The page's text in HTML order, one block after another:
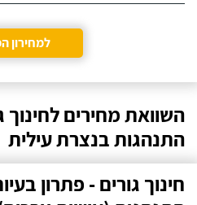
למחירון
השוואת מחירים לחינוך
התנהגות בנצרת עילית
חינוך גורים - פתרון